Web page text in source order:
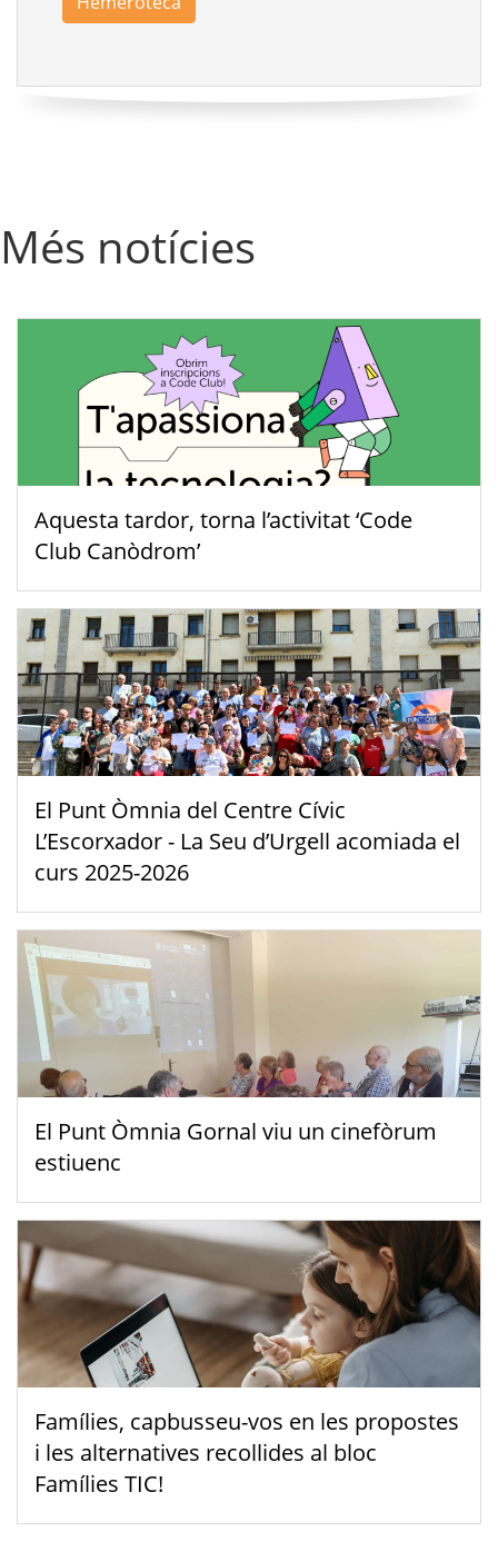
Més notícies
Aquesta tardor, torna l’activitat ‘Code
Club Canòdrom’
El Punt Òmnia del Centre Cívic
L’Escorxador - La Seu d’Urgell acomiada el
curs 2025-2026
El Punt Òmnia Gornal viu un cinefòrum
estiuenc
Famílies, capbusseu-vos en les propostes
i les alternatives recollides al bloc
Famílies TIC!